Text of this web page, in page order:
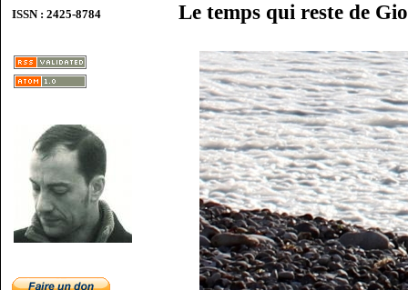
ISSN : 2425-8784
Le temps qui reste de